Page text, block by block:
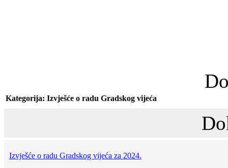
Kategorija: Izvješće o radu Gradskog vijeća
Izvješće o radu Gradskog vijeća za 2024.